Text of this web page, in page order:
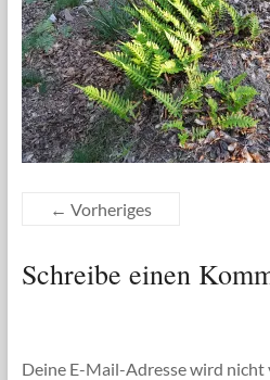
← Vorheriges
Schreibe einen
Deine E-Mail-Adresse wird